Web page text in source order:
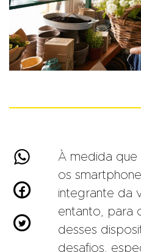



À medida que
os
integrante da
entanto, para
desses
desafios,